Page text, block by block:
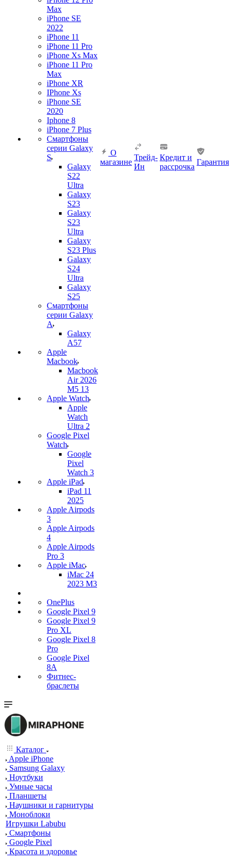
Max
iPhone SE
2022
iPhone 11
iPhone 11 Pro
iPhone Xs Max
iPhone 11 Pro
Max
iPhone XR
IPhone Xs
iPhone SE
2020
Iphone 8
iPhone 7 Plus
Смартфоны
серии Galaxy
S
Galaxy
S22
Ultra
Galaxy
S23
Galaxy
S23
Ultra
Galaxy
S23 Plus
Galaxy
S24
Ultra
Galaxy
S25
Смартфоны
серии Galaxy
A
Galaxy
A57
Apple
Macbook
Macbook
Air 2026
M5 13
Apple Watch
Apple
Watch
Ultra 2
Google Pixel
Watch
Google
Pixel
Watch 3
Apple iPad
iPad 11
2025
Apple Airpods
3
Apple Airpods
4
Apple Airpods
Pro 3
Apple iMac
iMac 24
2023 M3
OnePlus
Google Pixel 9
Google Pixel 9
Pro XL
Google Pixel 8
Pro
Google Pixel
8A
Фитнес-
браслеты
О
магазине
Трейд-
Ин
Кредит и
рассрочка
Гарантия
Каталог
Apple iPhone
Samsung Galaxy
Ноутбуки
Умные часы
Планшеты
Наушники и гарнитуры
Моноблоки
Игрушки Labubu
Смартфоны
Google Pixel
Красота и здоровье